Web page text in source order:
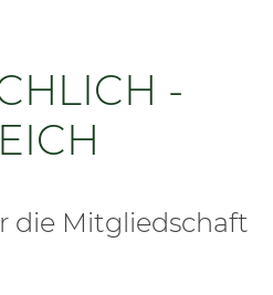
-
die Mitgliedschaft